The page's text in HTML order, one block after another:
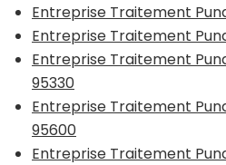
Entreprise Traitement
Entreprise Traitement
Entreprise Traitement
95330
Entreprise Traitement
95600
Entreprise Traitement